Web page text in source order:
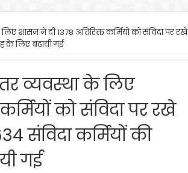
शासन ने दी 1378 अतिरिक्त कर्मियों को संविदा पर रखे
के लिए बढ़ायी गई
व्यवस्था के लिए
को संविदा पर रखे
संविदा कर्मियों की
गई